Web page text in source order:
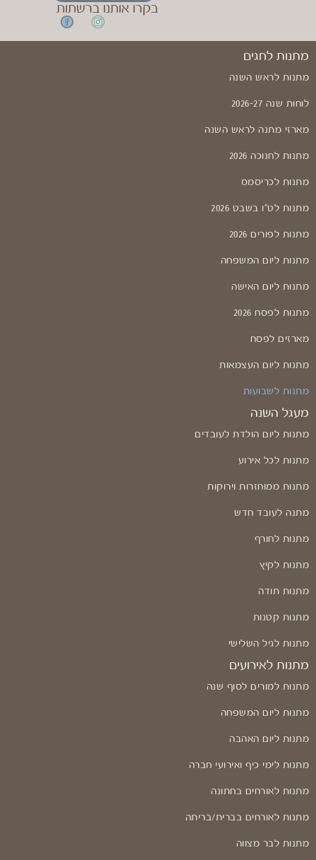
בקרו אותנו ברשתות
מתנות לחגים
מתנות לראש השנה
לוחות שנה 2026-27
מארזי מתנה לראש השנה
מתנות לחנוכה 2026
מתנות לכריסמס
מתנות לט"ו בשבט 2026
מתנות לפורים 2026
מתנות ליום המשפחה
מתנות ליום האישה
מתנות לפסח 2026
מארזים לפסח
מתנות ליום העצמאות
מתנות לשבועות
מעגל השנה
מתנות ליום הולדת לעובדים
מתנות לכל אירוע
מתנות ממוחזרות וירוקות
מתנה לעובד חדש
מתנות לחורף
מתנות לקיץ
מתנות תודה
מתנות קטנות
מתנות לגיל השלישי
מתנות לאירועים
מתנות למורים לסוף שנה
מתנות ליום המשפחה
מתנות ליום האהבה
מתנות לימי כיף ואירועי חברה
מתנות לאורחים בחתונה
מתנות לאורחים בברית/בריתה
מתנות לבר מצווה